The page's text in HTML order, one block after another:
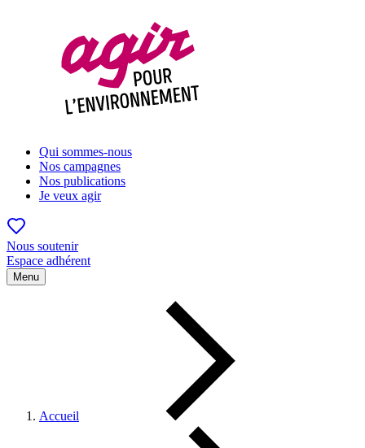
Qui sommes-nous
Nos campagnes
Nos publications
Je veux agir
Nous soutenir
Espace adhérent
Menu
Accueil